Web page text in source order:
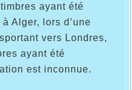
ayant été
Alger, lors d’une
vers Londres,
ayant été
est inconnue.